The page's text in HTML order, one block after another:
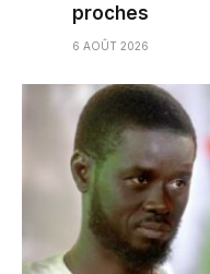
proches
6 AOÛT 2026